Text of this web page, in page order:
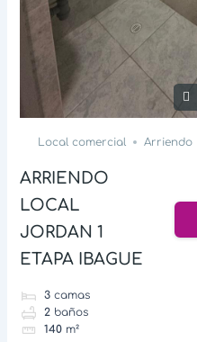
Local comercial Arriendo
ARRIENDO
LOCAL
JORDAN 1
ETAPA IBAGUE
3 camas
2 baños
140 m²